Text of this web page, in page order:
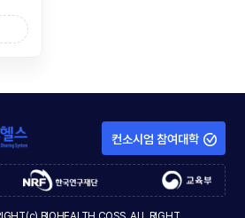
에 필
컨소시엄 참여대학